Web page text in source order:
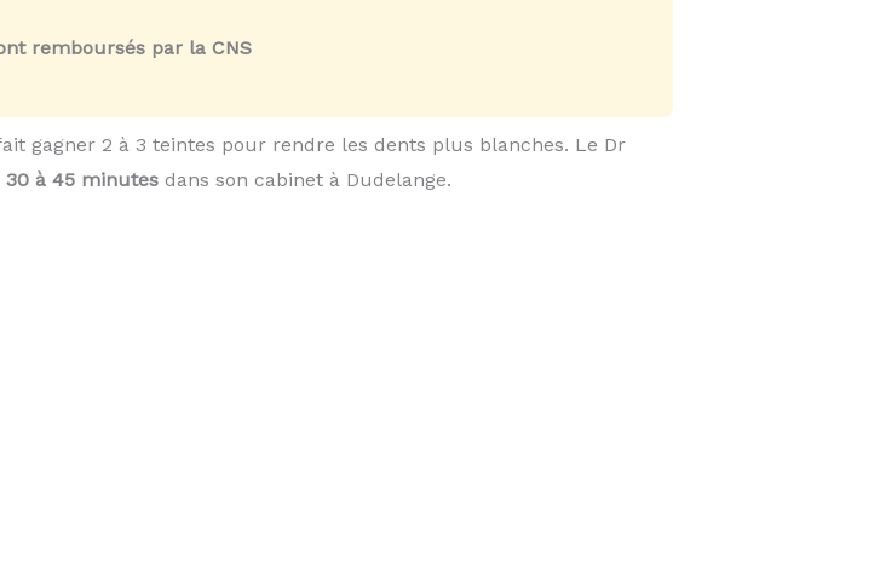
remboursés par la CNS
gagner 2 à 3 teintes pour rendre les dents plus blanches. Le Dr
30 à 45 minutesdans son cabinet à Dudelange.